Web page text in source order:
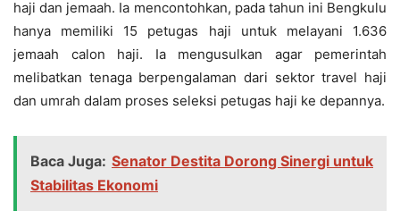
haji dan jemaah. Ia mencontohkan, pada tahun ini Bengkulu
hanya memiliki 15 petugas haji untuk melayani 1.636
jemaah calon haji. Ia mengusulkan agar pemerintah
melibatkan tenaga berpengalaman dari sektor travel haji
dan umrah dalam proses seleksi petugas haji ke depannya.
Baca Juga: Senator Destita Dorong Sinergi untuk
Stabilitas Ekonomi